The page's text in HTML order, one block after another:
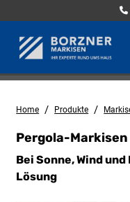
Home / Produkte /
Pergola-Markisen
Bei Sonne, Wind
Lösung